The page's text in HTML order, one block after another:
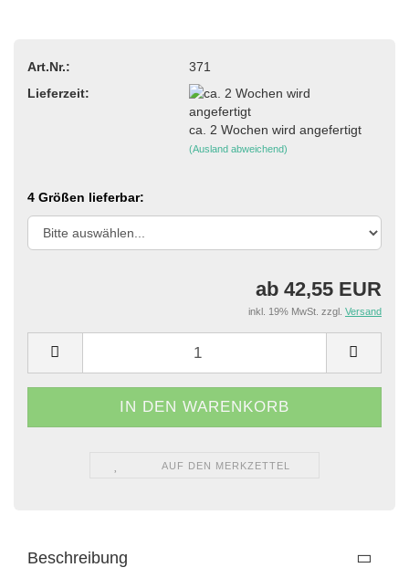
Art.Nr.:
371
Lieferzeit:
ca. 2 Wochen wird angefertigt
(Ausland abweichend)
4 Größen lieferbar:
ab 42,55 EUR
inkl. 19% MwSt. zzgl. Versand
AUF DEN MERKZETTEL
Beschreibung